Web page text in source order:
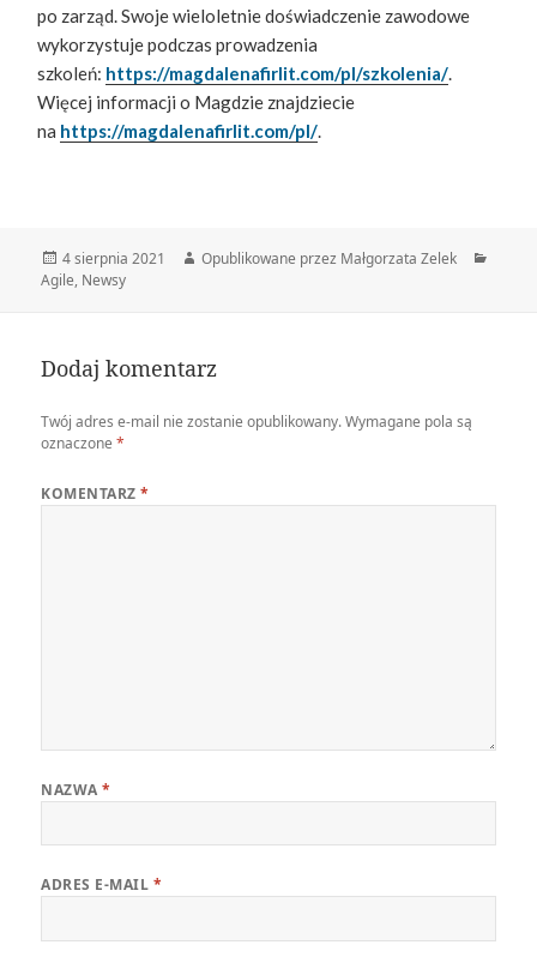
po zarząd. Swoje wieloletnie doświadczenie zawodowe
wykorzystuje podczas prowadzenia
szkoleń: https://magdalenafirlit.com/pl/szkolenia/.
Więcej informacji o Magdzie znajdziecie
na https://magdalenafirlit.com/pl/.
Data
publikacji
4 sierpnia 2021 Autor
Opublikowane przez Małgorzata Zelek
Agile, Newsy
Dodaj komentarz
Twój adres e-mail nie zostanie opublikowany. Wymagane pola są
oznaczone*
KOMENTARZ*
NAZWA*
ADRES E-MAIL *